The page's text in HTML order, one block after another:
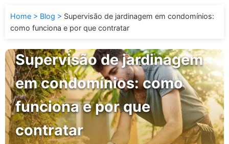
Home Blog
Supervisão de jardinagem em condomínios:
como funciona e por que contratar
Supervisão de jardinagem
em condomínios: como
funciona e por que
contratar